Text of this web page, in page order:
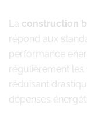
La construction
répond aux
performance
régulièrement les
réduisant
dépenses